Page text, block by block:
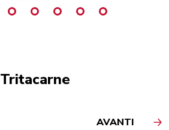
Tritacarne
AVANTI